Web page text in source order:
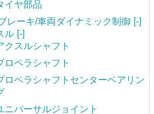
イヤ部品
レーキ/車両ダイナミック制御 [-]
ル [-]
クスルシャフト
ロペラシャフト
ロペラシャフトセンターベアリン
ニバーサルジョイント